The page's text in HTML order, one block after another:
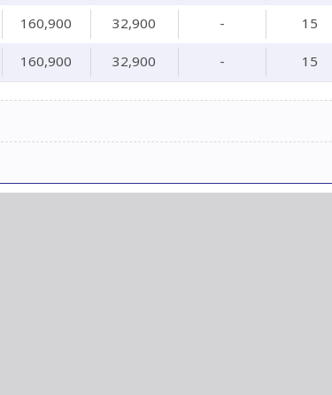
160,900 32,900 - 15
160,900 32,900 - 15